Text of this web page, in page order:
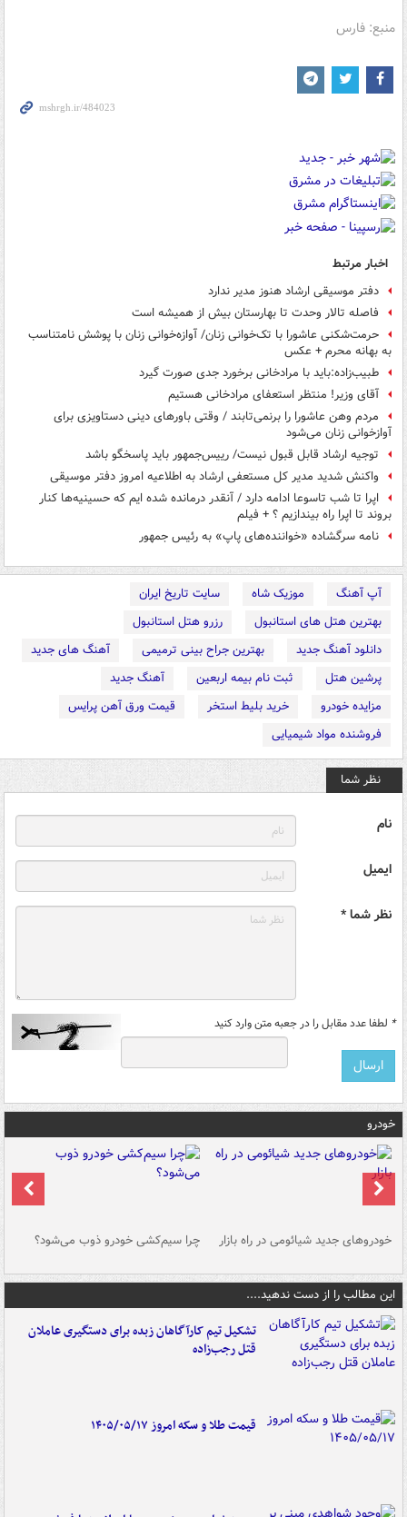
منبع: فارس
اخبار مرتبط
دفتر موسیقی ارشاد هنوز مدیر ندارد
فاصله تالار وحدت تا بهارستان بیش از همیشه است
حرمت‌شکنی عاشورا با تک‌خوانی زنان/ آوازه‌خوانی زنان با پوشش نامتناسب
به بهانه محرم + عکس
طبیب‌زاده:باید با مرادخانی برخورد جدی صورت گیرد
آقای وزیر! منتظر استعفای مرادخانی هستیم
مردم وهن عاشورا را برنمی‌تابند / وقتی باورهای دینی دستاویزی برای
آوازخوانی زنان می‌شود
توجیه ارشاد قابل قبول نیست/ رییس‌جمهور باید پاسخگو باشد
واکنش شدید مدیر کل مستعفی ارشاد به اطلاعیه امروز دفتر موسیقی
اپرا تا شب تاسوعا ادامه دارد / آنقدر درمانده شده ایم که حسینیه‌ها کنار
بروند تا اپرا راه‌ بیندازیم ؟ + فیلم
نامه سرگشاده «خواننده‌های پاپ» به رئیس جمهور
آپ آهنگ موزیک شاه
سایت تاریخ ایران
بهترین هتل های استانبول
رزرو هتل استانبول
دانلود آهنگ جدید
بهترین جراح بینی ترمیمی
آهنگ های جدید
پرشین هتل
ثبت نام بیمه اربعین
آهنگ جدید
مزایده خودرو
خرید بلیط استخر
قیمت ورق آهن پرایس
فروشنده مواد شیمیایی
نظر شما
نام
ایمیل
نظر شما *
* لطفا عدد مقابل را در جعبه متن وارد کنید
خودرو
خودروهای جدید شیائومی در راه بازار چرا سیم‌کشی خودرو ذوب می‌شود؟
این مطالب را از دست ندهید....
تشکیل تیم کارآگاهان زبده برای دستگیری عاملان
قتل رجب‌زاده
قیمت طلا و سکه امروز ۱۴۰۵/۰۵/۱۷